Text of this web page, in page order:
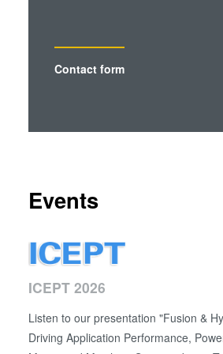
Contact form
Events
ICEPT 2026
Listen to our presentation "Fusion &
Driving Application Performance,